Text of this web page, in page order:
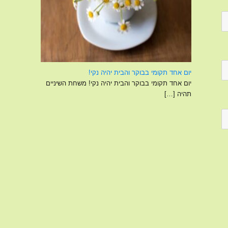
יום אחד תקומי בבוקר והבית יהיה נקי!
יום אחד תקומי בבוקר והבית יהיה נקי! משחת השיניים
תהיה […]